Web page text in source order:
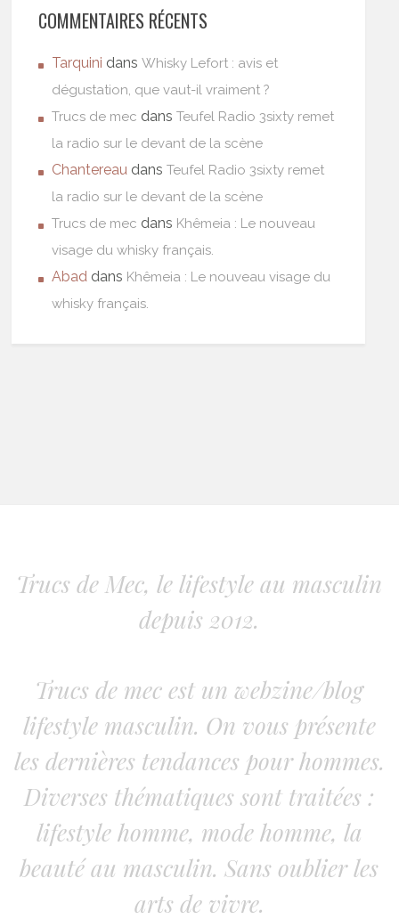
COMMENTAIRES RÉCENTS
Tarquini dansWhisky Lefort : avis et
dégustation, que vaut-il vraiment ?
Trucs de mec dansTeufel Radio 3sixty remet
la radio sur le devant de la scène
Chantereau dansTeufel Radio 3sixty remet
la radio sur le devant de la scène
Trucs de mec dans Khêmeia : Le nouveau
visage du whisky français.
Abad dans Khêmeia : Le nouveau visage du
whisky français.
Trucs de Mec, le lifestyle au masculin
depuis 2012.
Trucs de mec est un webzine/blog
lifestyle masculin. On vous présente
les dernières tendances pour hommes.
Diverses thématiques sont traitées :
lifestyle homme, mode homme, la
beauté au masculin. Sans oublier les
arts de vivre.